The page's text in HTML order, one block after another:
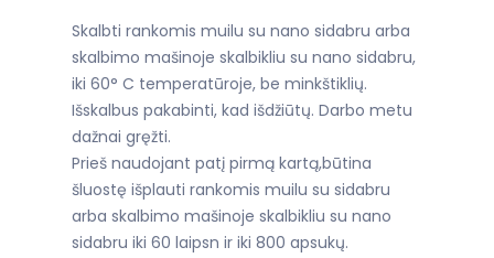
Skalbti rankomis muilu su nano sidabru arba
skalbimo mašinoje skalbikliu su nano sidabru,
iki 60° C temperatūroje, be minkštiklių.
Išskalbus pakabinti, kad išdžiūtų. Darbo metu
dažnai gręžti.
Prieš naudojant patį pirmą kartą,būtina
šluostę išplauti rankomis muilu su sidabru
arba skalbimo mašinoje skalbikliu su nano
sidabru iki 60 laipsn ir iki 800 apsukų.